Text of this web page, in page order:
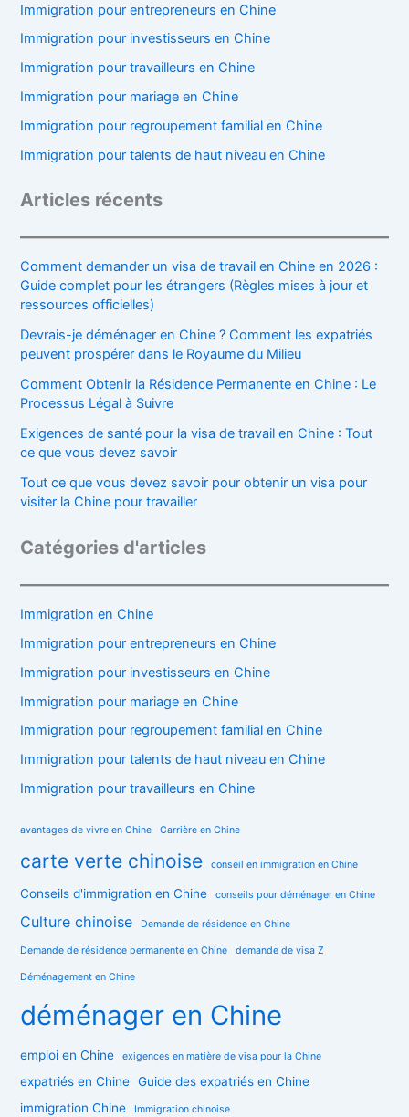
Immigration pour entrepreneurs en Chine
Immigration pour investisseurs en Chine
Immigration pour travailleurs en Chine
Immigration pour mariage en Chine
Immigration pour regroupement familial en Chine
Immigration pour talents de haut niveau en Chine
Articles récents
Comment demander un visa de travail en Chine en 2026 :
Guide complet pour les étrangers (Règles mises à jour et
ressources officielles)
Devrais-je déménager en Chine ? Comment les expatriés
peuvent prospérer dans le Royaume du Milieu
Comment Obtenir la Résidence Permanente en Chine : Le
Processus Légal à Suivre
Exigences de santé pour la visa de travail en Chine : Tout
ce que vous devez savoir
Tout ce que vous devez savoir pour obtenir un visa pour
visiter la Chine pour travailler
Catégories d'articles
Immigration en Chine
Immigration pour entrepreneurs en Chine
Immigration pour investisseurs en Chine
Immigration pour mariage en Chine
Immigration pour regroupement familial en Chine
Immigration pour talents de haut niveau en Chine
Immigration pour travailleurs en Chine
avantages de vivre en Chine Carrière en Chine
carte verte chinoise conseil en immigration en Chine
Conseils d'immigration en Chine conseils pour déménager en Chine
Culture chinoise Demande de résidence en Chine
Demande de résidence permanente en Chine demande de visa Z
Déménagement en Chine
déménager en Chine
emploi en Chine exigences en matière de visa pour la Chine
expatriés en Chine Guide des expatriés en Chine
immigration Chine
Immigration chinoise